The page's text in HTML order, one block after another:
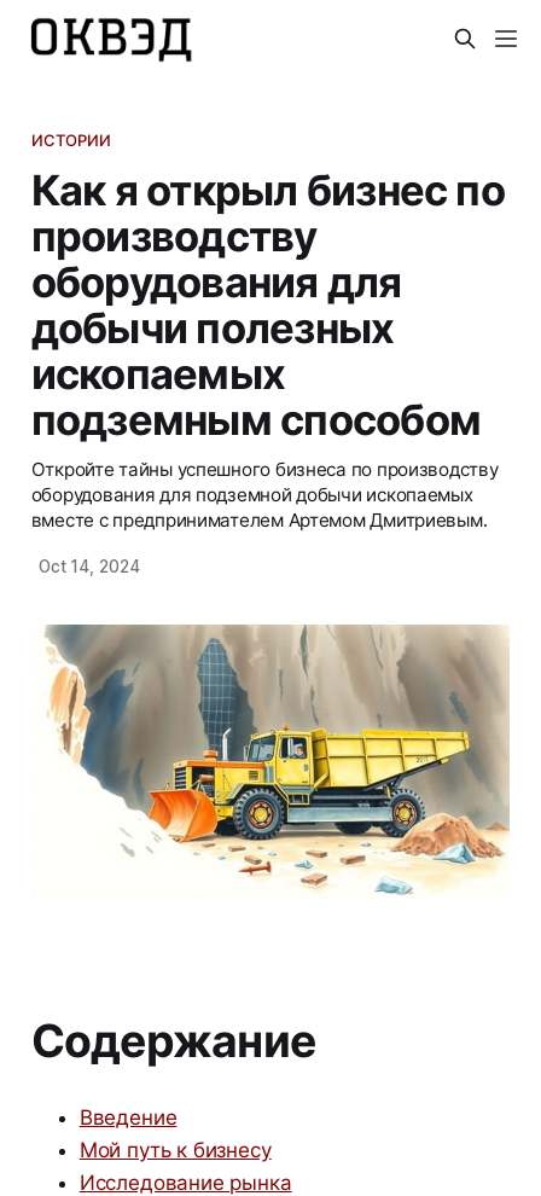
ИСТОРИИ
Как я открыл бизнес по
производству
оборудования для
добычи полезных
ископаемых
подземным способом
Откройте тайны успешного бизнеса по производству
оборудования для подземной добычи ископаемых
вместе с предпринимателем Артемом Дмитриевым.
Oct 14, 2024
Содержание
Введение
Мой путь к бизнесу
Исследование рынка